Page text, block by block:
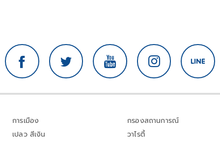
การเมือง
เปลว สีเงิน
กรองสถานการณ์
วาไรตี้